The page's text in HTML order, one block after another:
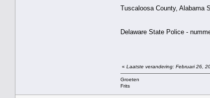
Tuscaloosa County, Alabama
Delaware State Police -
« Laatste verandering: Februari 26,
Groeten
Frits